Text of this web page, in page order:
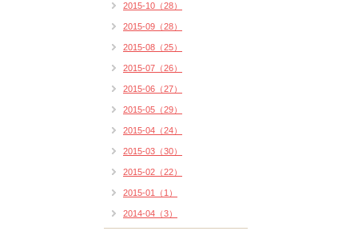
2015-10（28）
2015-09（28）
2015-08（25）
2015-07（26）
2015-06（27）
2015-05（29）
2015-04（24）
2015-03（30）
2015-02（22）
2015-01（1）
2014-04（3）